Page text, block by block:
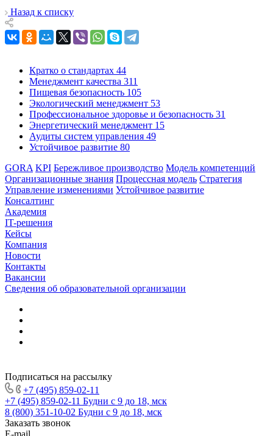
Назад к списку
Кратко о стандартах 44
Менеджмент качества 311
Пищевая безопасность 105
Экологический менеджмент 53
Профессиональное здоровье и безопасность 31
Энергетический менеджмент 15
Аудиты систем управления 49
Устойчивое развитие 80
GORA KPI Бережливое производство Модель компетенций
Организационные знания Процессная модель Стратегия
Управление изменениями Устойчивое развитие
Консалтинг
Академия
IT-решения
Кейсы
Компания
Новости
Контакты
Вакансии
Сведения об образовательной организации
Подписаться на рассылку
+7 (495) 859-02-11
+7 (495) 859-02-11 Будни с 9 до 18, мск
8 (800) 351-10-02 Будни с 9 до 18, мск
Заказать звонок
E-mail